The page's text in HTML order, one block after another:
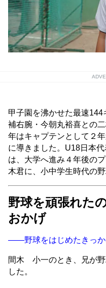
甲子園を沸かせた最速
補右腕・今朝丸裕喜との
年はキャプテンとして２
に導きました。U18日本
は、大学へ進み４年後の
木君に、小中学生時代の
野球を頑張れた
おかげ
——野球をはじめたきっか
間木 小一のとき、兄が野
した。